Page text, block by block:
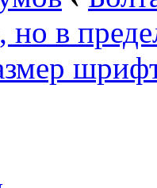
но в